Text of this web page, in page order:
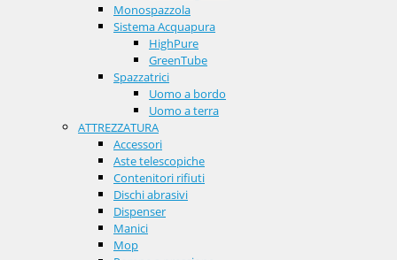
Monospazzola
Sistema Acquapura
HighPure
GreenTube
Spazzatrici
Uomo a bordo
Uomo a terra
ATTREZZATURA
Accessori
Aste telescopiche
Contenitori rifiuti
Dischi abrasivi
Dispenser
Manici
Mop